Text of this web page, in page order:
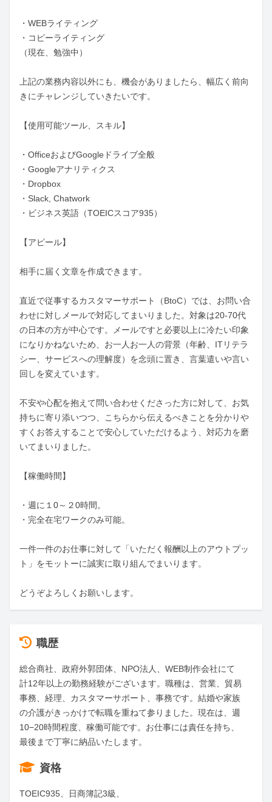
・WEBライティング
・コピーライティング
（現在、勉強中）
上記の業務内容以外にも、機会がありましたら、幅広く前向
きにチャレンジしていきたいです。
【使用可能ツール、スキル】
・OfficeおよびGoogleドライブ全般
・Googleアナリティクス
・Dropbox
・Slack, Chatwork
・ビジネス英語（TOEICスコア935）
【アピール】
相手に届く文章を作成できます。
直近で従事するカスタマーサポート（BtoC）では、お問い合
わせに対しメールで対応してまいりました。対象は20-70代
の日本の方が中心です。メールですと必要以上に冷たい印象
になりかねないため、お一人お一人の背景（年齢、ITリテラ
シー、サービスへの理解度）を念頭に置き、言葉遣いや言い
回しを変えています。
不安や心配を抱えて問い合わせくださった方に対して、お気
持ちに寄り添いつつ、こちらから伝えるべきことを分かりや
すくお答えすることで安心していただけるよう、対応力を磨
いてまいりました。
【稼働時間】
・週に１0～２0時間。
・完全在宅ワークのみ可能。
一件一件のお仕事に対して「いただく報酬以上のアウトプッ
ト」をモットーに誠実に取り組んでまいります。
どうぞよろしくお願いします。
職歴
総合商社、政府外郭団体、NPO法人、WEB制作会社にて
計12年以上の勤務経験がございます。職種は、営業、貿易
事務、経理、カスタマーサポート、事務です。結婚や家族
の介護がきっかけで転職を重ねて参りました。現在は、週
10−20時間程度、稼働可能です。お仕事には責任を持ち、
最後まで丁寧に納品いたします。
資格
TOEIC935、日商簿記3級、